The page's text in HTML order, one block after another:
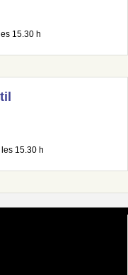
15.30 h
15.30 h